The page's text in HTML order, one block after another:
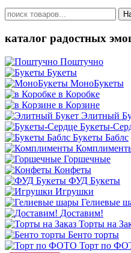
каталог радостных
Поштучно
Букеты
МоноБукеты
в Коробке
в Корзине
Элитный
Букеты-
Букеты Баблс
Горшечные
Конфеты
ФУД Букеты
Игрушки
Гелиевые
Доставим!
Торты на
Бенто торты
Торт по